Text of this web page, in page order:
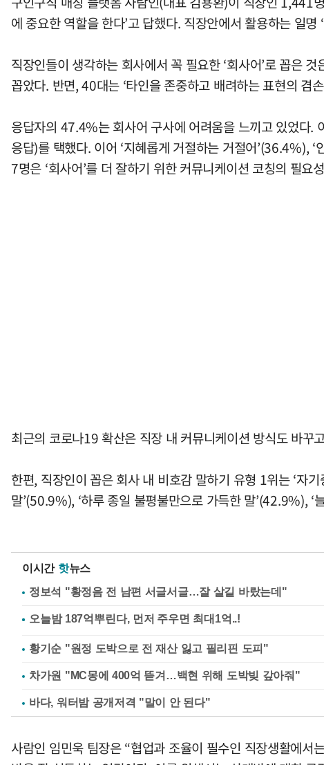
에 중요한 역할을 한다’고 답했다. 직장안에서 활용하는 일
직장인들이 생각하는 회사에서 꼭 필요한 ‘회사어’로 꼽은
꼽았다. 반면, 40대는 ‘타인을 존중하고 배려하는 표현의
응답자의 47.4%는 회사어 구사에 어려움을 느끼고 있었다.
응답)를 택했다. 이어 ‘지혜롭게 거절하는 거절어’(36.4%),
7명은 ‘회사어’를 더 잘하기 위한 커뮤니케이션 코칭의 필요
최근의 코로나19 확산은 직장 내 커뮤니케이션 방식도 바꾸
한편, 직장인이 꼽은 회사 내 비호감 말하기 유형 1위는 ‘자
말’(50.9%), ‘하루 종일 불평불만으로 가득한 말’(42.9%),
이시간 핫뉴스
정보석 "황정음 전 남편 서글서글…잘 살길 바랐는데"
황기순 "원정 도박으로 전 재산 잃고 필리핀 도피"
차가원 "MC몽에 400억 뜯겨…백현 위해 도박빚 갚아줘"
바다, 워터밤 공개저격 "말이 안 된다"
사람인 임민욱 팀장은 “협업과 조율이 필수인 직장생활에서